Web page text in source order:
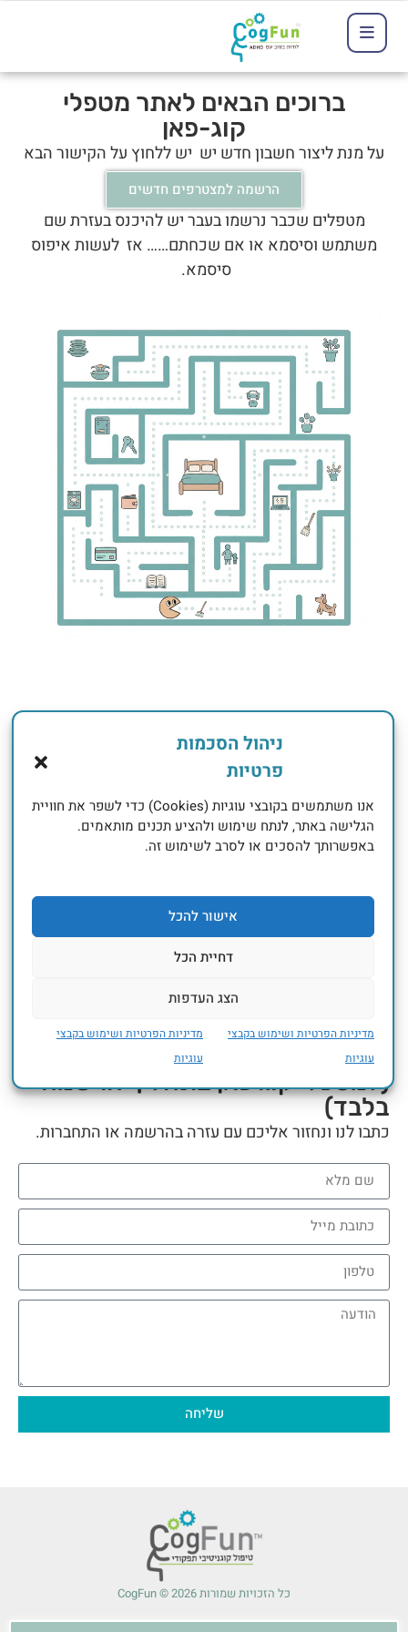
ניהול הסכמות
פרטיות
אנו משתמשים בקובצי עוגיות (Cookies) כדי לשפר את חוויית
הגלישה באתר, לנתח שימוש ולהציע תכנים מותאמים.
באפשרותך להסכים או לסרב לשימוש זה.
אישור להכל
דחיית הכל
הצג העדפות
מדיניות הפרטיות ושימוש בקבצי
עוגיות
מדיניות הפרטיות ושימוש בקבצי
עוגיות
ברוכים הבאים לאתר מטפלי
קוג-פאן
על מנת ליצור חשבון חדש יש יש ללחוץ על הקישור הבא
הרשמה למצטרפים חדשים
מטפלים שכבר נרשמו בעבר יש להיכנס בעזרת שם
משתמש וסיסמא או אם שכחתם…… אז לעשות איפוס
סיסמא.
התחברות (כניסה)
שם משתמש או מייל*
סיסמא*
התחברות (כניסה)
זקוקים לעזרה?
(למטפלי קוג פאן בתהליך הרשמה
בלבד)​
כתבו לנו ונחזור אליכם עם עזרה בהרשמה או התחברות.
שליחה
כל הזכויות שמורות 2026 © CogFun